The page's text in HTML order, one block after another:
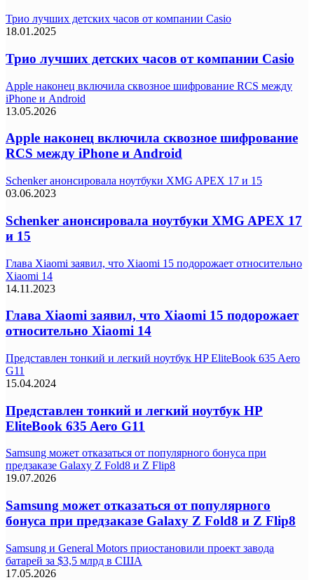
Трио лучших детских часов от компании Casio
18.01.2025
Трио лучших детских часов от компании Casio
Apple наконец включила сквозное шифрование RCS между
iPhone и Android
13.05.2026
Apple наконец включила сквозное шифрование
RCS между iPhone и Android
Schenker анонсировала ноутбуки XMG APEX 17 и 15
03.06.2023
Schenker анонсировала ноутбуки XMG APEX 17
и 15
Глава Xiaomi заявил, что Xiaomi 15 подорожает относительно
Xiaomi 14
14.11.2023
Глава Xiaomi заявил, что Xiaomi 15 подорожает
относительно Xiaomi 14
Представлен тонкий и легкий ноутбук HP EliteBook 635 Aero
G11
15.04.2024
Представлен тонкий и легкий ноутбук HP
EliteBook 635 Aero G11
Samsung может отказаться от популярного бонуса при
предзаказе Galaxy Z Fold8 и Z Flip8
19.07.2026
Samsung может отказаться от популярного
бонуса при предзаказе Galaxy Z Fold8 и Z Flip8
Samsung и General Motors приостановили проект завода
батарей за $3,5 млрд в США
17.05.2026